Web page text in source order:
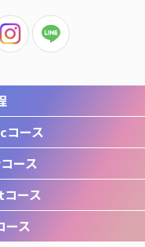
ース
ース
ース
ース